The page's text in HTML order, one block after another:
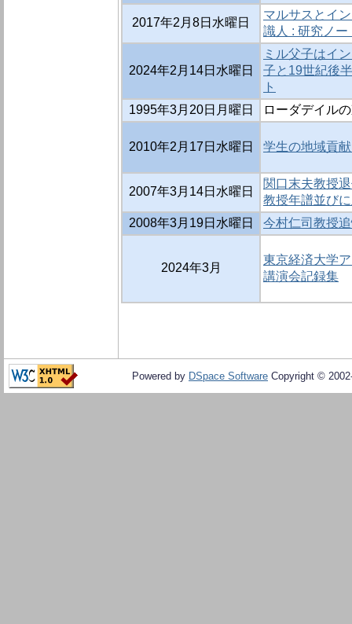
2017年2月8日水曜日
マルサスとイ
識人 : 研究ノ
2024年2月14日水曜日
ミル父子はイ
子と19世紀後
ト
1995年3月20日月曜日
ローダデイル
2010年2月17日水曜日 学生の地域貢
2007年3月14日水曜日
関口末夫教授
教授年譜並び
2008年3月19日水曜日
今村仁司教授
2024年3月
東京経済大学
講演会記録集
Powered by DSpace Software Copyright ©